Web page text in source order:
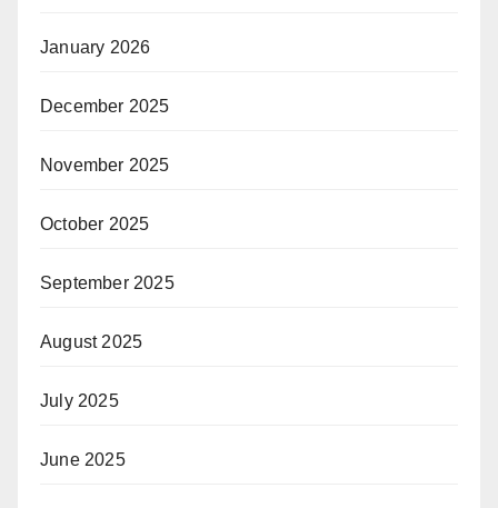
January 2026
December 2025
November 2025
October 2025
September 2025
August 2025
July 2025
June 2025